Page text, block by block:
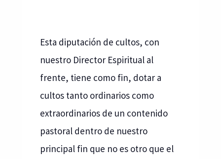
Esta diputación de cultos, con
nuestro Director Espiritual al
frente, tiene como fin, dotar a
cultos tanto ordinarios como
extraordinarios de un contenido
pastoral dentro de nuestro
principal fin que no es otro que el